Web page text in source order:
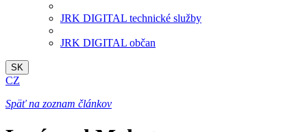
JRK DIGITAL technické služby
JRK DIGITAL občan
SK
CZ
Späť na zoznam článkov